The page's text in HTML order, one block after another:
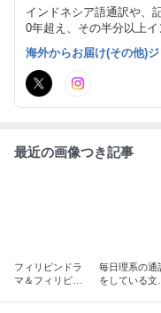
インドネシア語通訳や、
0年超え、その半分以上
海外からお届け(その他)
最近の画像つき記事
フィリピンドラ
マ＆フィリピン
毎日理系の通
をしている文系